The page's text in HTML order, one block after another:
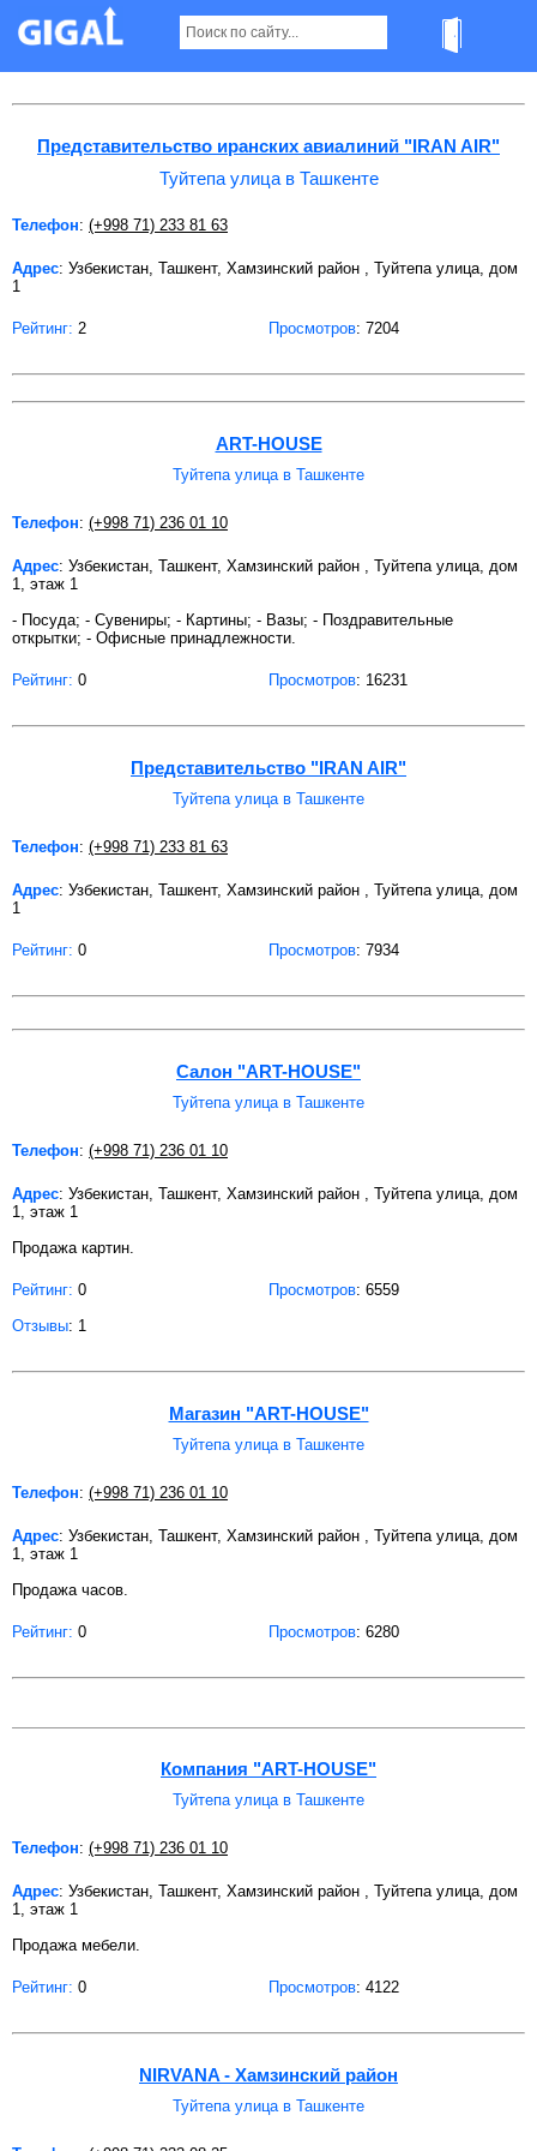
Туйтепа улица в Ташкенте
Представительство иранских авиалиний "IRAN AIR"
Туйтепа улица в Ташкенте
Телефон: (+998 71) 233 81 63
Адрес: Узбекистан, Ташкент, Хамзинский район , Туйтепа улица, дом
1
Рейтинг: 2 Просмотров: 7204
ART-HOUSE
Туйтепа улица в Ташкенте
Телефон: (+998 71) 236 01 10
Адрес: Узбекистан, Ташкент, Хамзинский район , Туйтепа улица, дом
1, этаж 1
- Посуда; - Сувениры; - Картины; - Вазы; - Поздравительные
открытки; - Офисные принадлежности.
Рейтинг: 0 Просмотров: 16231
Представительство "IRAN AIR"
Туйтепа улица в Ташкенте
Телефон: (+998 71) 233 81 63
Адрес: Узбекистан, Ташкент, Хамзинский район , Туйтепа улица, дом
1
Рейтинг: 0 Просмотров: 7934
Салон "ART-HOUSE"
Туйтепа улица в Ташкенте
Телефон: (+998 71) 236 01 10
Адрес: Узбекистан, Ташкент, Хамзинский район , Туйтепа улица, дом
1, этаж 1
Продажа картин.
Рейтинг: 0 Просмотров: 6559
Отзывы: 1
Магазин "ART-HOUSE"
Туйтепа улица в Ташкенте
Телефон: (+998 71) 236 01 10
Адрес: Узбекистан, Ташкент, Хамзинский район , Туйтепа улица, дом
1, этаж 1
Продажа часов.
Рейтинг: 0 Просмотров: 6280
Компания "ART-HOUSE"
Туйтепа улица в Ташкенте
Телефон: (+998 71) 236 01 10
Адрес: Узбекистан, Ташкент, Хамзинский район , Туйтепа улица, дом
1, этаж 1
Продажа мебели.
Рейтинг: 0 Просмотров: 4122
NIRVANA - Хамзинский район
Туйтепа улица в Ташкенте